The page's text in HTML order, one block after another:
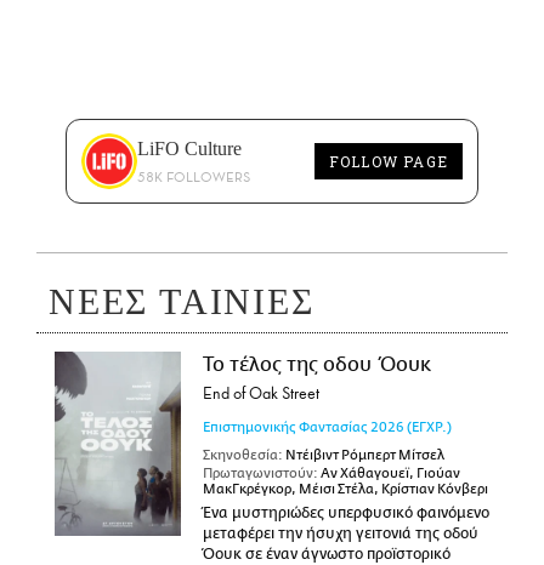
LiFO Culture
58K FOLLOWERS
FOLLOW PAGE
ΝΕΕΣ ΤΑΙΝΙΕΣ
Το τέλος της οδου Όουκ
End of Oak Street
Επιστημονικής Φαντασίας 2026 (ΕΓΧΡ.)
Σκηνοθεσία: Ντέιβιντ Ρόμπερτ Μίτσελ
Πρωταγωνιστούν: Αν Χάθαγουεϊ, Γιούαν
ΜακΓκρέγκορ, Μέισι Στέλα, Κρίστιαν Κόνβερι
Ένα μυστηριώδες υπερφυσικό φαινόμενο
μεταφέρει την ήσυχη γειτονιά της οδού
Όουκ σε έναν άγνωστο προϊστορικό